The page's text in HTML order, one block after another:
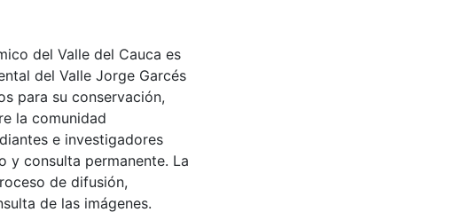
del Valle del Cauca es
del Valle Jorge Garcés
para su conservación,
la comunidad
e investigadores
y consulta permanente. La
de difusión,
de las imágenes.